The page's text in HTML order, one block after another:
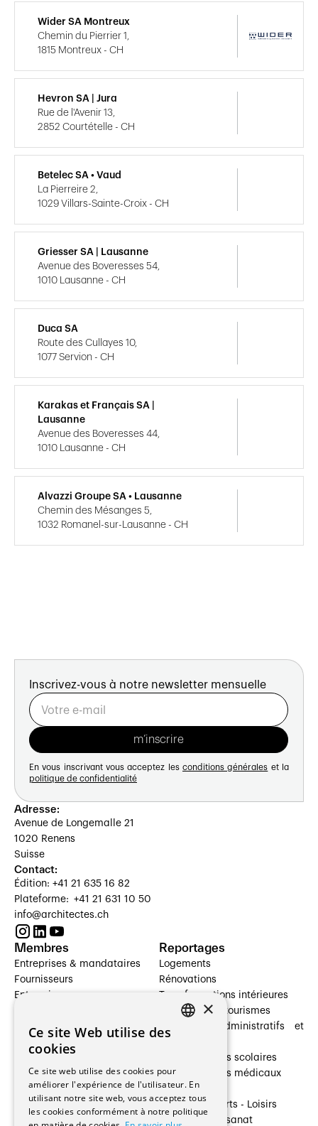
Wider SA Montreux
Chemin du Pierrier 1,
1815 Montreux - CH
Hevron SA | Jura
Rue de l'Avenir 13,
2852 Courtételle - CH
Betelec SA • Vaud
La Pierreire 2,
1029 Villars-Sainte-Croix - CH
Griesser SA | Lausanne
Avenue des Boveresses 54,
1010 Lausanne - CH
Duca SA
Route des Cullayes 10,
1077 Servion - CH
Karakas et Français SA |
Lausanne
Avenue des Boveresses 44,
1010 Lausanne - CH
Alvazzi Groupe SA • Lausanne
Chemin des Mésanges 5,
1032 Romanel-sur-Lausanne - CH
Inscrivez-vous à notre newsletter mensuelle
En vous inscrivant vous acceptez les conditions générales et la
politique de confidentialité
Adresse:
Avenue de Longemalle 21
1020 Renens
Suisse
Contact:
Édition: +41 21 635 16 82
Plateforme: +41 21 631 10 50
info@architectes.ch
Membres
Entreprises & mandataires
Fournisseurs
Entreprises
Architectes paysagistes
Architectes d'intérieur
Entreprises générales
Ingénieurs et mandataires
Fabricants / Fournisseurs
Reportages
Logements
Rénovations
Transformations intérieures
Hôtelleries et tourismes
Bâtiments administratifs et
Établissements scolaires
Établissements médicaux
Villas
Cultures - Sports - Loisirs
Industrie - Artisanat
×
Ce site Web utilise des
cookies
Ce site web utilise des cookies pour
améliorer l'expérience de l'utilisateur. En
utilisant notre site web, vous acceptez tous
les cookies conformément à notre politique